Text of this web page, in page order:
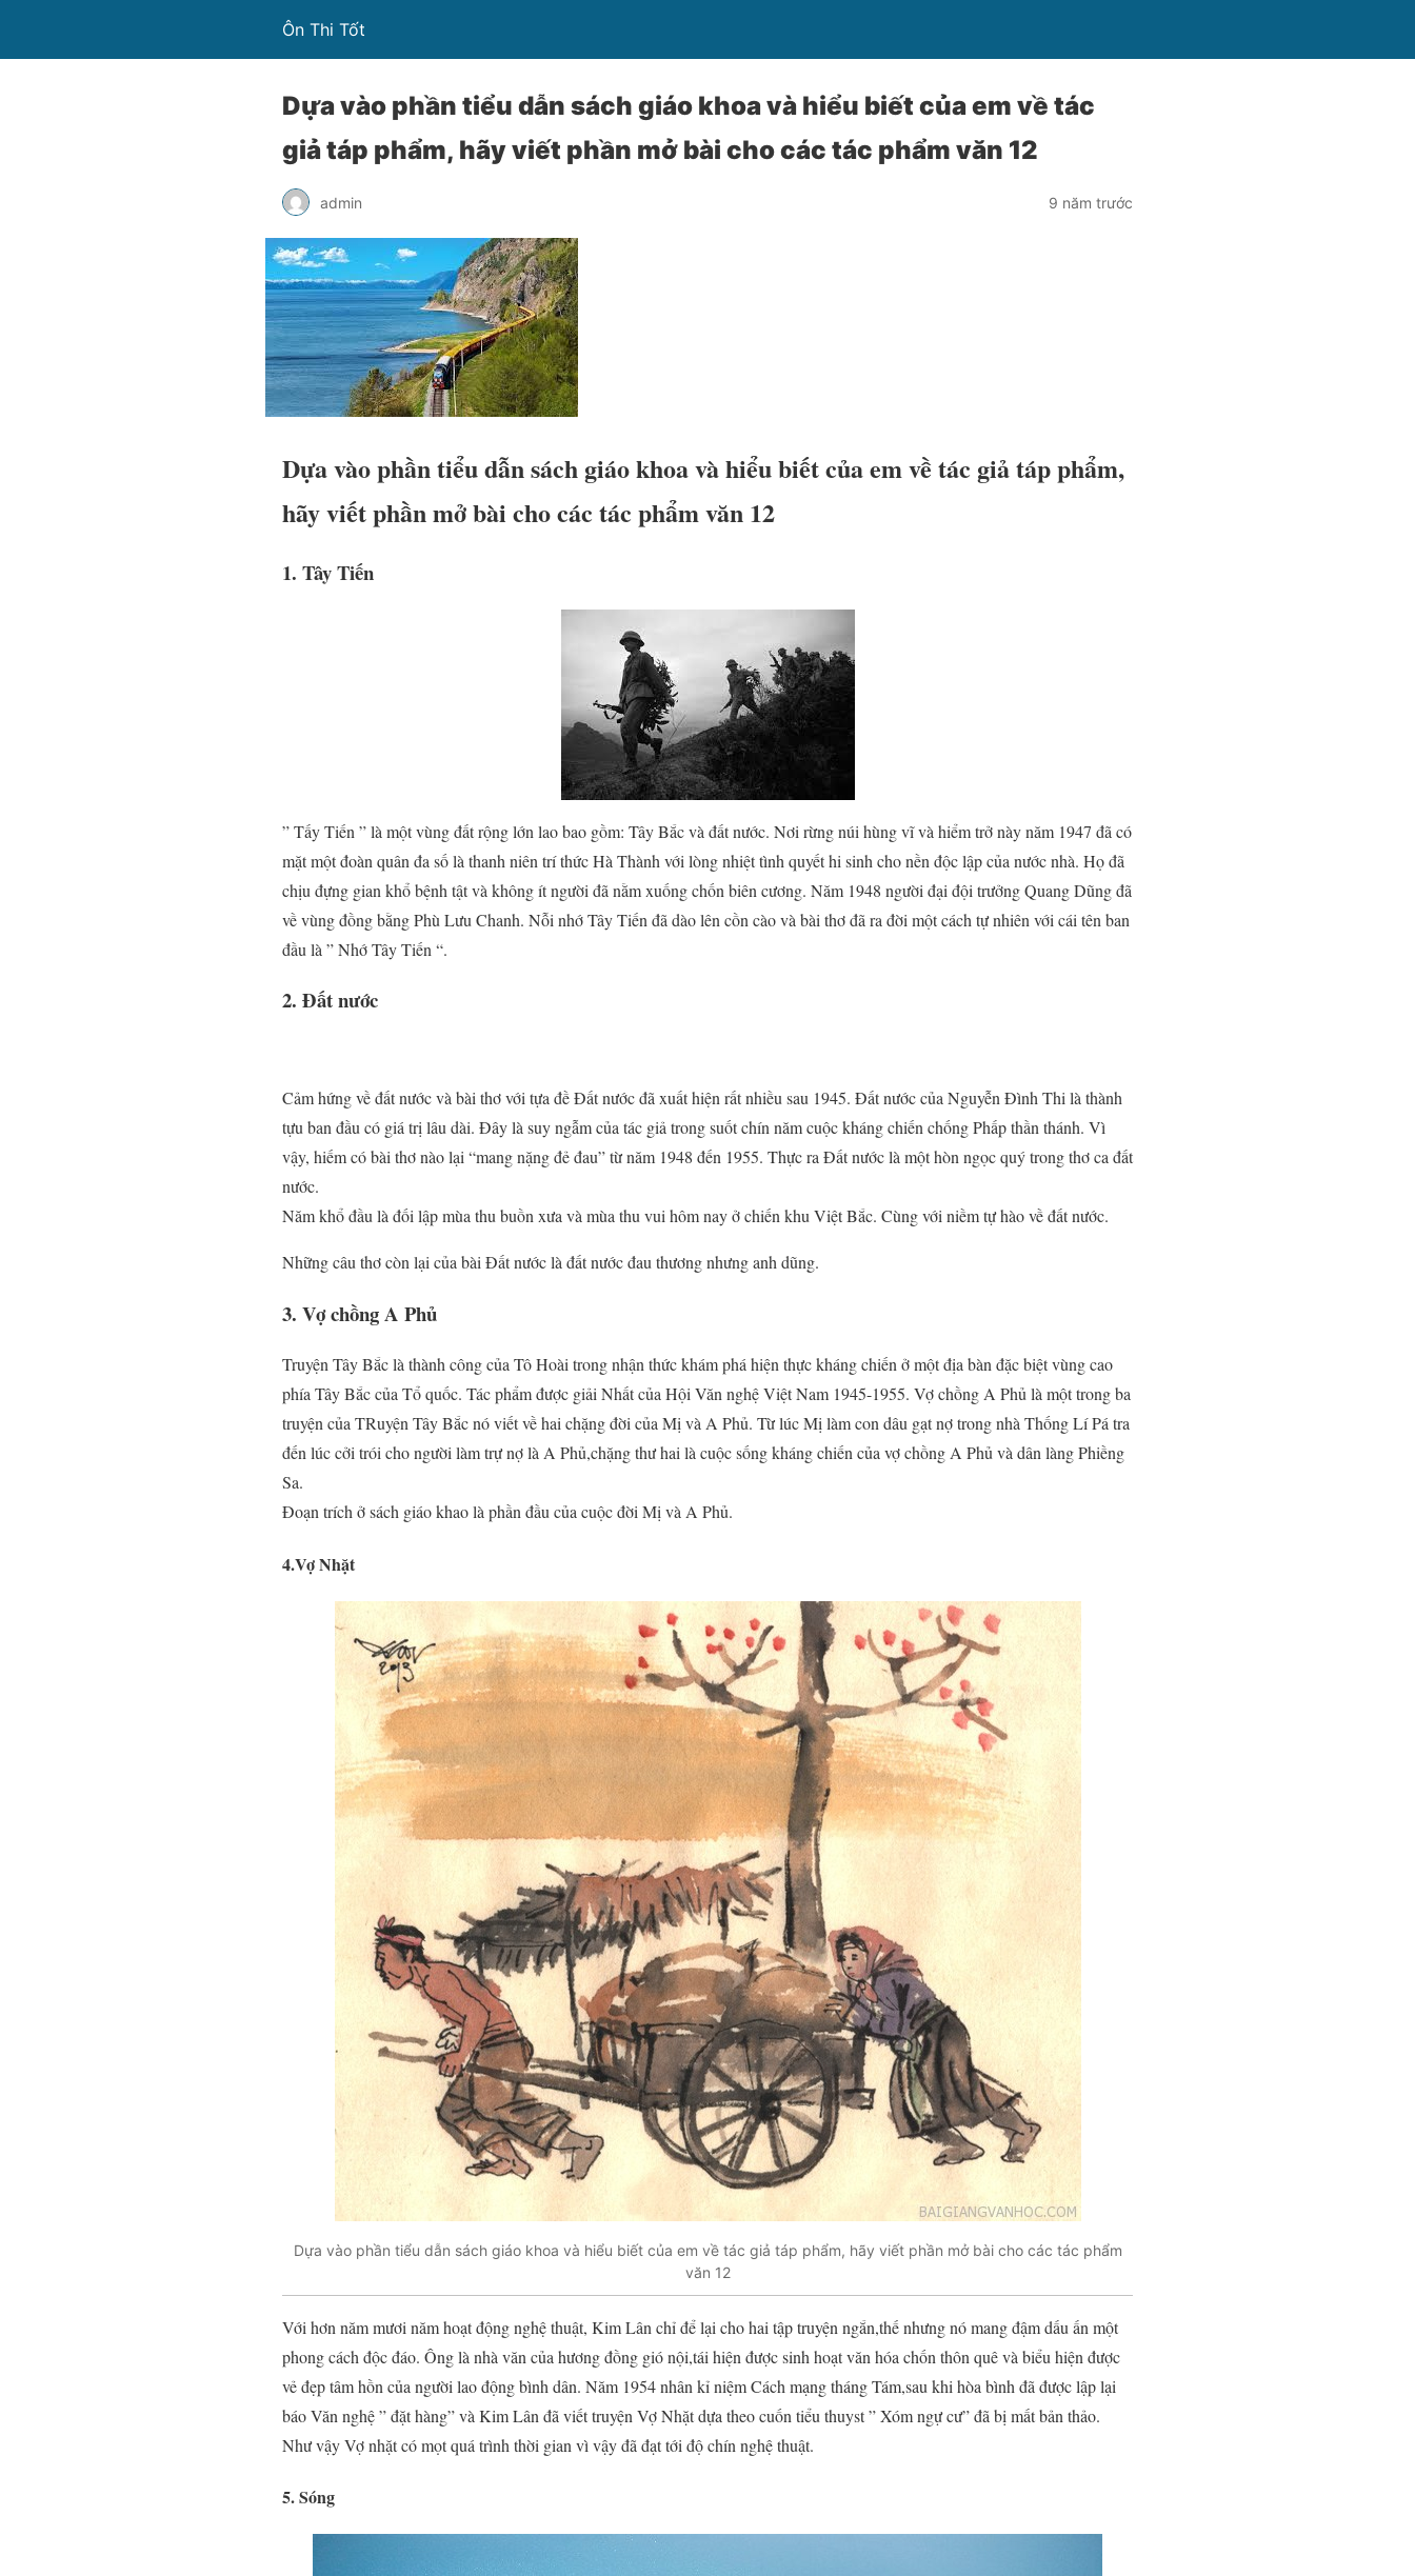
Ôn Thi Tốt
Dựa vào phần tiểu dẫn sách giáo khoa và hiểu biết của em về tác
giả táp phẩm, hãy viết phần mở bài cho các tác phẩm văn 12
admin 9 năm trước
Dựa vào phần tiểu dẫn sách giáo khoa và hiểu biết của em về tác giả táp phẩm,
hãy viết phần mở bài cho các tác phẩm văn 12
1. Tây Tiến
” Tấy Tiến ” là một vùng đất rộng lớn lao bao gồm: Tây Bắc và đất nước. Nơi rừng núi hùng vĩ và hiểm trở này năm 1947 đã có
mặt một đoàn quân đa số là thanh niên trí thức Hà Thành với lòng nhiệt tình quyết hi sinh cho nền độc lập của nước nhà. Họ đã
chịu đựng gian khổ bệnh tật và không ít người đã nằm xuống chốn biên cương. Năm 1948 người đại đội trưởng Quang Dũng đã
về vùng đồng bằng Phù Lưu Chanh. Nỗi nhớ Tây Tiến đã dào lên cồn cào và bài thơ đã ra đời một cách tự nhiên với cái tên ban
đầu là ” Nhớ Tây Tiến “.
2. Đất nước
Cảm hứng về đất nước và bài thơ với tựa đề Đất nước đã xuất hiện rất nhiều sau 1945. Đất nước của Nguyễn Đình Thi là thành
tựu ban đầu có giá trị lâu dài. Đây là suy ngẫm của tác giả trong suốt chín năm cuộc kháng chiến chống Phấp thần thánh. Vì
vậy, hiếm có bài thơ nào lại “mang nặng đẻ đau” từ năm 1948 đến 1955. Thực ra Đất nước là một hòn ngọc quý trong thơ ca đất
nước.
Năm khổ đầu là đối lập mùa thu buồn xưa và mùa thu vui hôm nay ở chiến khu Việt Bắc. Cùng với niềm tự hào về đất nước.
Những câu thơ còn lại của bài Đất nước là đất nước đau thương nhưng anh dũng.
3. Vợ chồng A Phủ
Truyện Tây Bắc là thành công của Tô Hoài trong nhận thức khám phá hiện thực kháng chiến ở một địa bàn đặc biệt vùng cao
phía Tây Bắc của Tổ quốc. Tác phẩm được giải Nhất của Hội Văn nghệ Việt Nam 1945-1955. Vợ chồng A Phủ là một trong ba
truyện của TRuyện Tây Bắc nó viết về hai chặng đời của Mị và A Phủ. Từ lúc Mị làm con dâu gạt nợ trong nhà Thống Lí Pá tra
đến lúc cởi trói cho người làm trự nợ là A Phủ,chặng thư hai là cuộc sống kháng chiến của vợ chồng A Phủ và dân làng Phiềng
Sa.
Đoạn trích ở sách giáo khao là phần đầu của cuộc đời Mị và A Phủ.
4.Vợ Nhặt
Dựa vào phần tiểu dẫn sách giáo khoa và hiểu biết của em về tác giả táp phẩm, hãy viết phần mở bài cho các tác phẩm
văn 12
Với hơn năm mươi năm hoạt động nghệ thuật, Kim Lân chỉ để lại cho hai tập truyện ngắn,thế nhưng nó mang đậm dấu ấn một
phong cách độc đáo. Ông là nhà văn của hương đồng gió nội,tái hiện được sinh hoạt văn hóa chốn thôn quê và biểu hiện được
vẻ đẹp tâm hồn của người lao động bình dân. Năm 1954 nhân kỉ niệm Cách mạng tháng Tám,sau khi hòa bình đã được lập lại
báo Văn nghệ ” đặt hàng” và Kim Lân đã viết truyện Vợ Nhặt dựa theo cuốn tiểu thuyst ” Xóm ngự cư” đã bị mất bản thảo.
Như vậy Vợ nhặt có mọt quá trình thời gian vì vậy đã đạt tới độ chín nghệ thuật.
5. Sóng